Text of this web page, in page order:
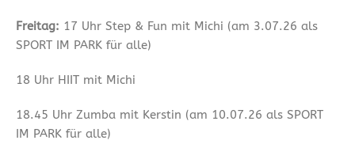
Freitag: 17 Uhr Step & Fun mit Michi (am 3.07.26 als
SPORT IM PARK für alle)
18 Uhr HIIT mit Michi
18.45 Uhr Zumba mit Kerstin (am 10.07.26 als SPORT
IM PARK für alle)